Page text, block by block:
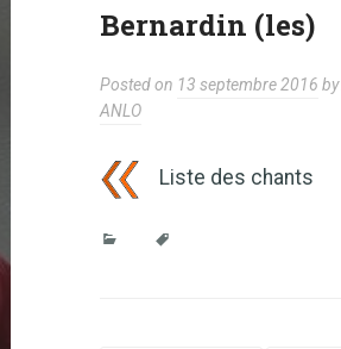
Bernardin (les)
Posted on 13 septembre 2016 by
ANLO
Liste des chants